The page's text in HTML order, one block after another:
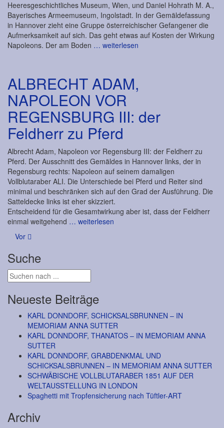
Heeresgeschichtliches Museum, Wien, und Daniel Hohrath M. A.,
Bayerisches Armeemuseum, Ingolstadt. In der Gemäldefassung
in Hannover zieht eine Gruppe österreichischer Gefangener die
Aufmerksamkeit auf sich. Das geht etwas auf Kosten der Wirkung
Napoleons. Der am Boden … weiterlesen
ALBRECHT ADAM,
NAPOLEON VOR
REGENSBURG III: der
Feldherr zu Pferd
Albrecht Adam, Napoleon vor Regensburg III: der Feldherr zu
Pferd. Der Ausschnitt des Gemäldes in Hannover links, der in
Regensburg rechts: Napoleon auf seinem damaligen
Vollblutaraber ALI. Die Unterschiede bei Pferd und Reiter sind
minimal und beschränken sich auf den Grad der Ausführung. Die
Satteldecke links ist eher skizziert.
Entscheidend für die Gesamtwirkung aber ist, dass der Feldherr
einmal weitgehend … weiterlesen
Posts
navigation
Vor
Suche
Neueste Beiträge
KARL DONNDORF, SCHICKSALSBRUNNEN – IN
MEMORIAM ANNA SUTTER
KARL DONNDORF, THANATOS – IN MEMORIAM ANNA
SUTTER
KARL DONNDORF, GRABDENKMAL UND
SCHICKSALSBRUNNEN – IN MEMORIAM ANNA SUTTER
SCHWÄBISCHE VOLLBLUTARABER 1851 AUF DER
WELTAUSSTELLUNG IN LONDON
Spaghetti mit Tropfensicherung nach Tüftler-ART
Archiv